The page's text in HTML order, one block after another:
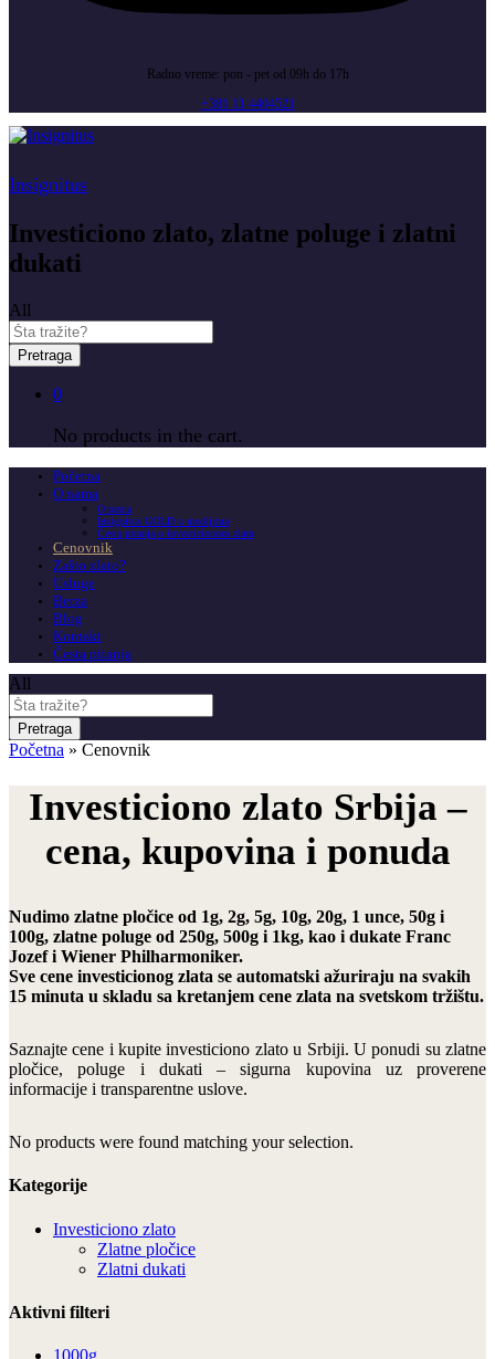
Radno vreme: pon - pet od 09h do 17h
+381 11 4404521
Insignitus
Investiciono zlato, zlatne poluge i zlatni
dukati
All
Pretraga
0
No products in the cart.
Početna
O nama
O nama
Insignitus GOLD u medijima
Česta pitanja o investicionom zlatu
Cenovnik
Zašto zlato?
Usluge
Berza
Blog
Kontakt
Česta pitanja
All
Pretraga
Početna » Cenovnik
Investiciono zlato Srbija –
cena, kupovina i ponuda
Nudimo zlatne pločice od 1g, 2g, 5g, 10g, 20g, 1 unce, 50g i
100g, zlatne poluge od 250g, 500g i 1kg, kao i dukate Franc
Jozef i Wiener Philharmoniker.
Sve cene investicionog zlata se automatski ažuriraju na svakih
15 minuta u skladu sa kretanjem cene zlata na svetskom tržištu.
Saznajte cene i kupite investiciono zlato u Srbiji. U ponudi su zlatne
pločice, poluge i dukati – sigurna kupovina uz proverene
informacije i transparentne uslove.
No products were found matching your selection.
Kategorije
Investiciono zlato
Zlatne pločice
Zlatni dukati
Aktivni filteri